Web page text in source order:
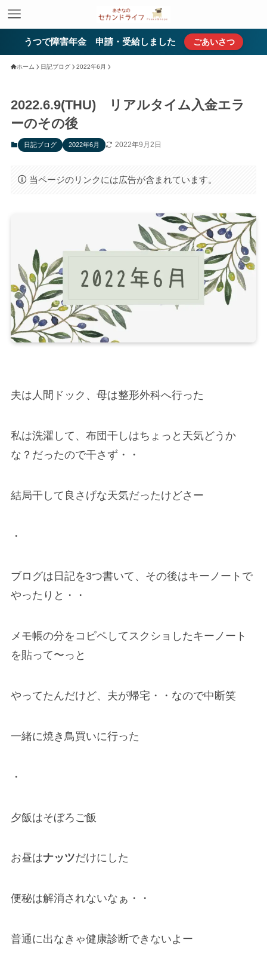
うつで障害年金 申請・受給しました ごあいさつ
ホーム 日記ブログ 2022年6月
2022.6.9(THU) リアルタイム入金エラ
ーのその後
日記ブログ 2022年6月 2022年9月2日
当ページのリンクには広告が含まれています。
夫は人間ドック、母は整形外科へ行った
私は洗濯して、布団干しはちょっと天気どうか
な？だったので干さず・・
結局干して良さげな天気だったけどさー
・
ブログは日記を3つ書いて、その後はキーノートで
やったりと・・
メモ帳の分をコピペしてスクショしたキーノート
を貼って〜っと
やってたんだけど、夫が帰宅・・なので中断笑
一緒に焼き鳥買いに行った
・
夕飯はそぼろご飯
お昼はナッツだけにした
便秘は解消されないなぁ・・
普通に出なきゃ健康診断できないよー